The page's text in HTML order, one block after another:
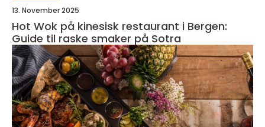
13. November 2025
Hot Wok på kinesisk restaurant i Bergen:
Guide til raske smaker på Sotra